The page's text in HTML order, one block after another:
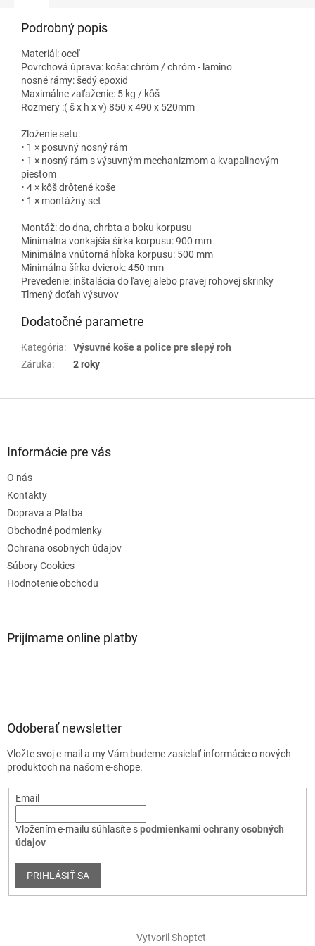
Podrobný popis
Materiál: oceľ
Povrchová úprava: koša: chróm / chróm - lamino
nosné rámy: šedý epoxid
Maximálne zaťaženie: 5 kg / kôš
Rozmery :( š x h x v) 850 x 490 x 520mm
Zloženie setu:
• 1 × posuvný nosný rám
• 1 × nosný rám s výsuvným mechanizmom a kvapalinovým
piestom
• 4 × kôš drôtené koše
• 1 × montážny set
Montáž: do dna, chrbta a boku korpusu
Minimálna vonkajšia šírka korpusu: 900 mm
Minimálna vnútorná hĺbka korpusu: 500 mm
Minimálna šírka dvierok: 450 mm
Prevedenie: inštalácia do ľavej alebo pravej rohovej skrinky
Tlmený doťah výsuvov
Dodatočné parametre
Kategória:
Výsuvné koše a police pre slepý roh
Záruka: 2 roky
Informácie pre vás
O nás
Kontakty
Doprava a Platba
Obchodné podmienky
Ochrana osobných údajov
Súbory Cookies
Hodnotenie obchodu
Prijímame online platby
Odoberať newsletter
Vložte svoj e-mail a my Vám budeme zasielať informácie o nových
produktoch na našom e-shope.
Email
Vložením e-mailu súhlasíte spodmienkami ochrany osobných
údajov
PRIHLÁSIŤ SA
Vytvoril Shoptet